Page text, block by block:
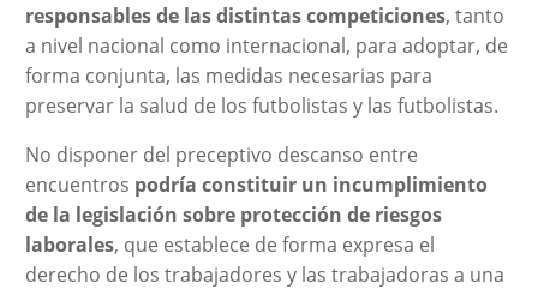
responsables de las distintas competiciones, tanto
a nivel nacional como internacional, para adoptar, de
forma conjunta, las medidas necesarias para
preservar la salud de los futbolistas y las futbolistas.
No disponer del preceptivo descanso entre
encuentros podría constituir un incumplimiento
de la legislación sobre protección de riesgos
laborales, que establece de forma expresa el
derecho de los trabajadores y las trabajadoras a una